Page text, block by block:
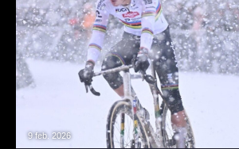
9 feb. 2026